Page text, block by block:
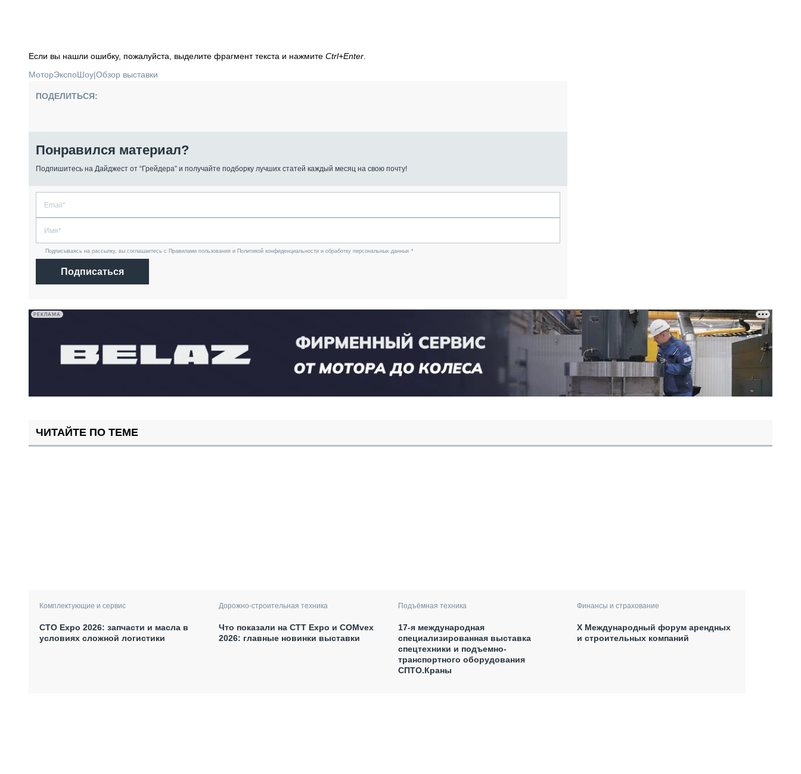
Если вы нашли ошибку, пожалуйста, выделите фрагмент текста и нажмите Ctrl+Enter
МоторЭкспоШоу|Обзор выставки
ПОДЕЛИТЬСЯ:
Понравился материал?
Подпишитесь на Дайджест от “Грейдера” и получайте подборку лучших статей каждый месяц на свою почту!
Подписываясь на рассылку, вы соглашаетесь с Правилами пользования и Политикой конфиденциальности и обработку персональных данных *
Подписаться
РЕКЛАМА
ЧИТАЙТЕ ПО ТЕМЕ
Комплектующие и сервис
СТО Expo 2026: запчасти и масла в
условиях сложной логистики
Дорожно-строительная техника
Что показали на CTT Expo и COMvex
2026: главные новинки выставки
Подъёмная техника
17-я международная
специализированная выставка
спецтехники и подъемно-
транспортного оборудования
СПТО.Краны
Финансы и страхование
X Международный форум арендных
и строительных компаний